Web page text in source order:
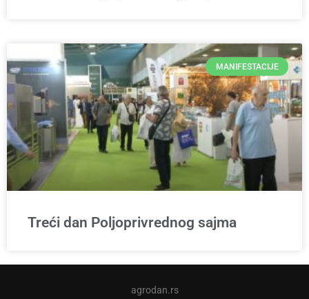
MANIFESTACIJE
Treći dan Poljoprivrednog sajma
agrodan.rs